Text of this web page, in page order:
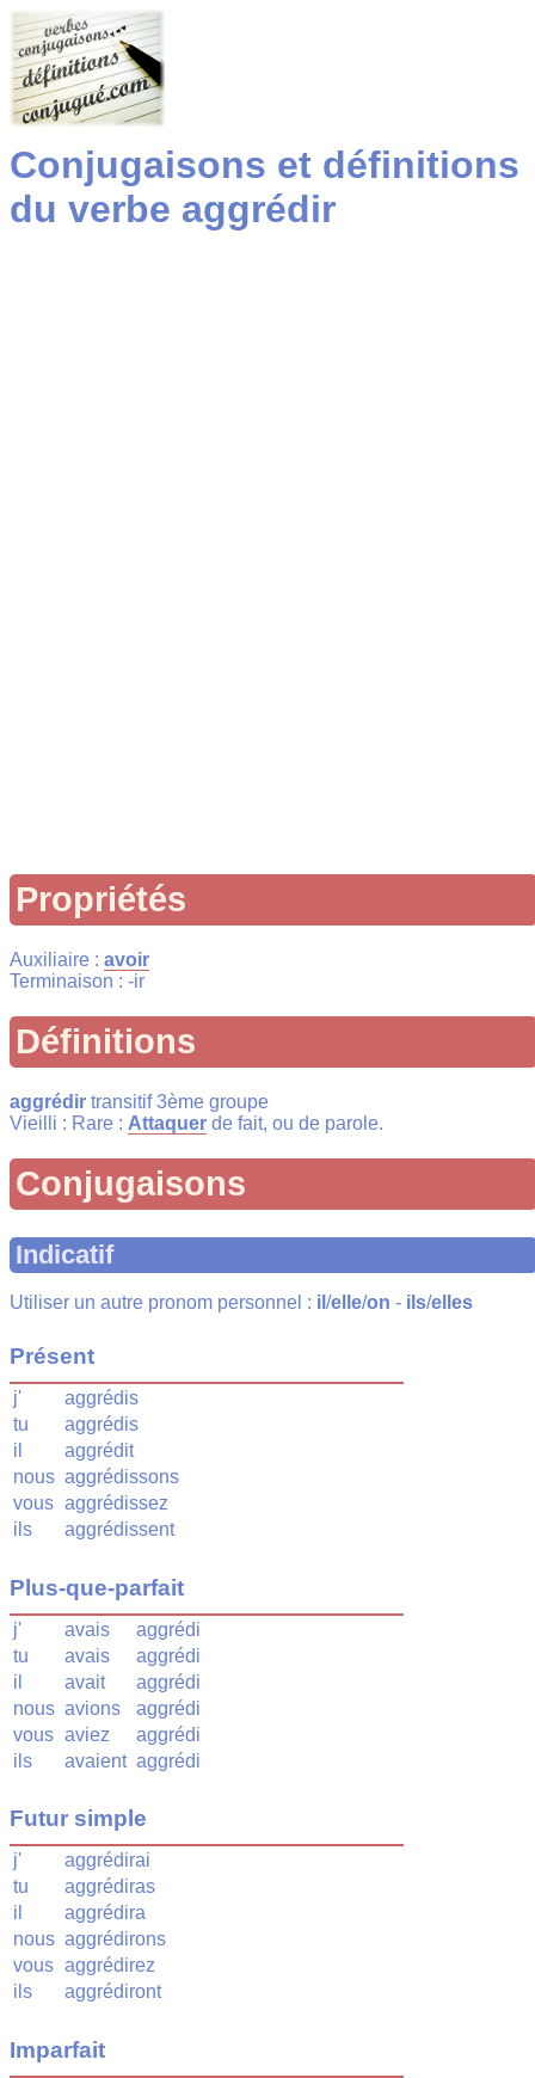
Conjugaisons et définitions
du verbe aggrédir
Propriétés
Auxiliaire : avoir
Terminaison : -ir
Définitions
aggrédir transitif 3ème groupe
Vieilli : Rare : Attaquer de fait, ou de parole.
Conjugaisons
Indicatif
Utiliser un autre pronom personnel : il /elle/on - ils/elles
Présent
j'
aggrédis
tu
aggrédis
il
aggrédit
nous aggrédissons
vous aggrédissez
ils
aggrédissent
Plus-que-parfait
j' avais
aggrédi
tu
avais
aggrédi
il
avait
aggrédi
nous avions
aggrédi
vous aviez
aggrédi
ils
avaient aggrédi
Futur simple
j'
aggrédirai
tu
aggrédiras
il
aggrédira
nous aggrédirons
vous aggrédirez
ils
aggrédiront
Imparfait